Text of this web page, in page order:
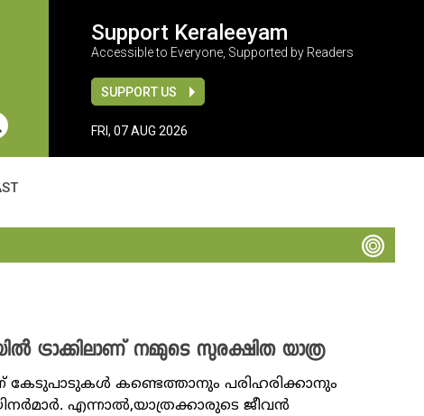
Support Keraleeyam
Accessible to Everyone, Supported by Readers
SUPPORT US
FRI, 07 AUG 2026
ട്രാക്കിലാണ് നമ്മുടെ സുരക്ഷിത യാത്ര
കേടുപാടുകൾ കണ്ടെത്താനും പരിഹരിക്കാനും
എന്നാൽ,യാത്രക്കാരുടെ ജീവൻ